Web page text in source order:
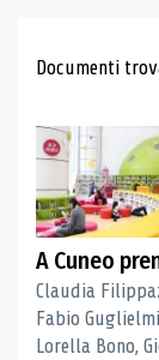
Documenti
A Cuneo
Claudia
Fabio
Lorella Bono,